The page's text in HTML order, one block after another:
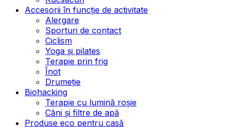
Accesorii în funcție de activitate
Alergare
Sporturi de contact
Ciclism
Yoga și pilates
Terapie prin frig
Înot
Drumeție
Biohacking
Terapie cu lumină roșie
Căni și filtre de apă
Produse eco pentru casă